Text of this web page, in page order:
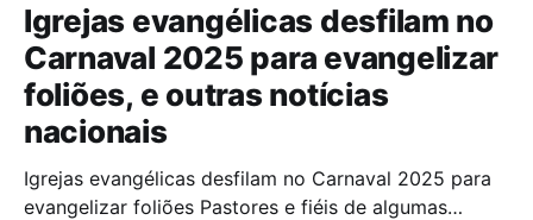
Igrejas evangélicas desfilam no
Carnaval 2025 para evangelizar
foliões, e outras notícias
nacionais
Igrejas evangélicas desfilam no Carnaval 2025 para
evangelizar foliões Pastores e fiéis de algumas